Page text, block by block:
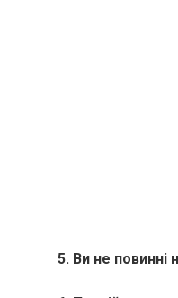
5. Ви не повинні